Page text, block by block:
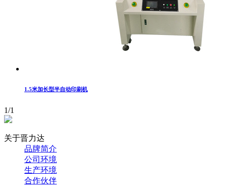
1.5米加长型半自动印刷机
1/1
关于晋力达
品牌简介
公司环境
生产环境
合作伙伴